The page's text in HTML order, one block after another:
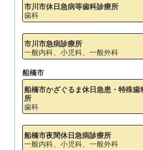
市川市休日急病等歯科診療所
歯科
市川市急病診療所
一般内科、小児科、一般外科
船橋市
船橋市かざぐるま休日急患・特殊歯
所
歯科
船橋市夜間休日急病診療所
一般内科、小児科、一般外科